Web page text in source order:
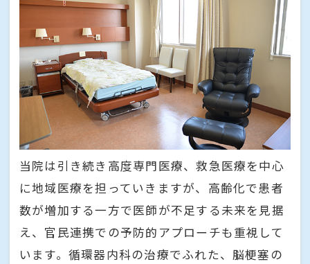
当院は引き続き高度専門医療、救急医療を中心
に地域医療を担っていきますが、高齢化で患者
数が増加する一方で医師が不足する未来を見据
え、官民連携での予防的アプローチも重視して
います。循環器内科の治療でふれた、脳梗塞の